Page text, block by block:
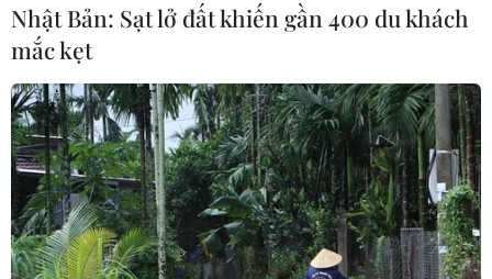
[Timeline] Toàn cảnh cuộc chiến
chống lại dịch bệnh Covid-19
13/02/2020 02:05
Vụ xả súng kinh hoàng khiến 29
người thiệt mạng ở Thái Lan
10/02/2020 06:25
Nhật Bản: Sạt lở đất khiến gần 400 du khách
mắc kẹt